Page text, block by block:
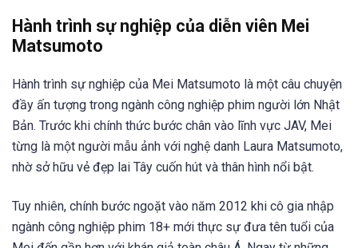
Hành trình sự nghiệp của diễn viên Mei
Matsumoto
Hành trình sự nghiệp của Mei Matsumoto là một câu chuyện
đầy ấn tượng trong ngành công nghiệp phim người lớn Nhật
Bản. Trước khi chính thức bước chân vào lĩnh vực JAV, Mei
từng là một người mẫu ảnh với nghệ danh Laura Matsumoto,
nhờ sở hữu vẻ đẹp lai Tây cuốn hút và thân hình nổi bật.
Tuy nhiên, chính bước ngoặt vào năm 2012 khi cô gia nhập
ngành công nghiệp phim 18+ mới thực sự đưa tên tuổi của